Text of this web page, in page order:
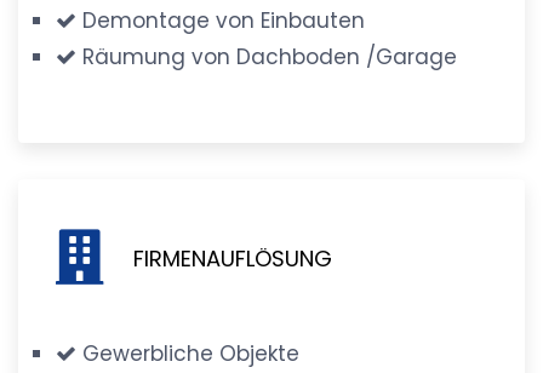
Demontage von Einbauten
Räumung von Dachboden /Garage
FIRMENAUFLÖSUNG
Gewerbliche Objekte